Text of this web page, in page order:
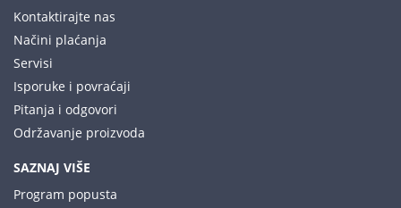
Kontaktirajte nas
Načini plaćanja
Servisi
Isporuke i povraćaji
Pitanja i odgovori
Održavanje proizvoda
SAZNAJ VIŠE
Program popusta